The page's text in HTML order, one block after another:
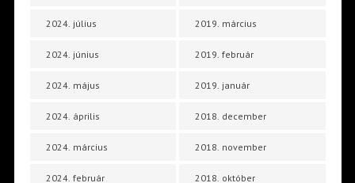
2024. július
2024. június
2024. május
2024. április
2024. március
2024. február
2019. március
2019. február
2019. január
2018. december
2018. november
2018. október